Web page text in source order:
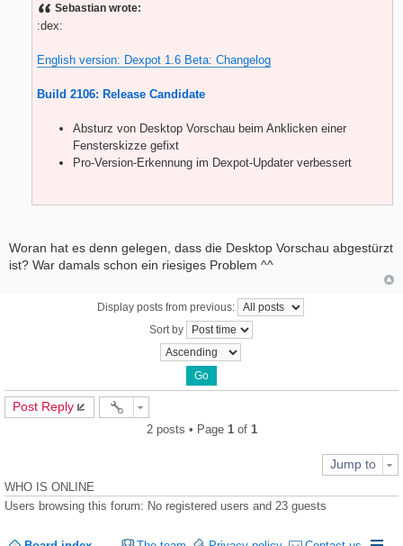
Sebastian wrote:
:dex:
English version: Dexpot 1.6 Beta: Changelog
Build 2106: Release Candidate
Absturz von Desktop Vorschau beim Anklicken einer
Fensterskizze gefixt
Pro-Version-Erkennung im Dexpot-Updater verbessert
Woran hat es denn gelegen, dass die Desktop Vorschau abgestürzt
ist? War damals schon ein riesiges Problem ^^
Display posts from previous:
Sort by
Post Reply
2 posts • Page 1of 1
Jump to
WHO IS ONLINE
Users browsing this forum: No registered users and 23 guests